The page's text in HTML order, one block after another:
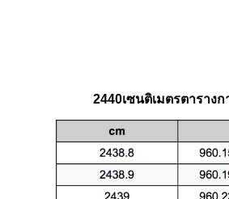
2440เซนติเมตรตารางก